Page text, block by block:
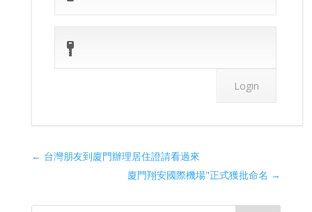
← 台灣朋友到廈門辦理居住證請看過來
廈門翔安國際機場"正式獲批命名 →